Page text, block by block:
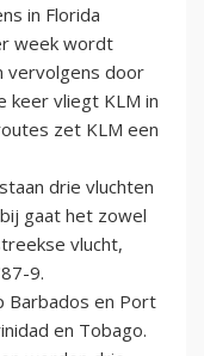
in Florida
week wordt
vervolgens door
keer vliegt KLM in
zet KLM een
drie vluchten
gaat het zowel
vlucht,
9.
Barbados en Port
en Tobago.